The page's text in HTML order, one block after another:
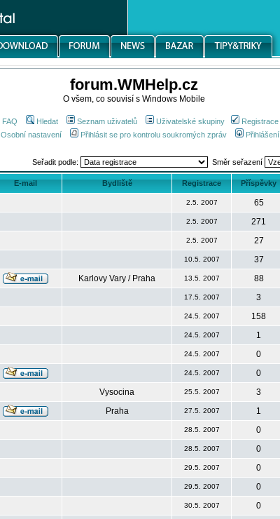
forum.WMHelp.cz
O všem, co souvisí s Windows Mobile
FAQ Hledat Seznam uživatelů Uživatelské skupiny
Registrace
Osobní nastavení
Přihlásit se pro kontrolu soukromých zpráv Přihlášení
Seřadit podle: Směr seřazení
E-mail Bydliště Registrace Příspěvky
2.5. 2007
65
2.5. 2007
271
2.5. 2007
27
10.5. 2007
37
Karlovy Vary / Praha 13.5. 2007
88
17.5. 2007
3
24.5. 2007
158
24.5. 2007
1
24.5. 2007
0
24.5. 2007
0
Vysocina 25.5. 2007
3
Praha 27.5. 2007
1
28.5. 2007
0
28.5. 2007
0
29.5. 2007
0
29.5. 2007
0
30.5. 2007
0